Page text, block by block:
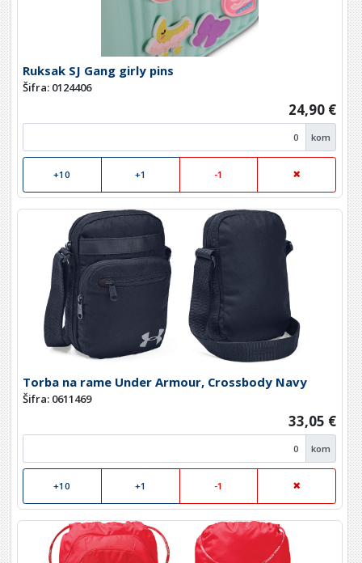
Ruksak SJ Gang girly pins
Šifra: 0124406
24,90 €
kom
+10 +1 -1
Torba na rame Under Armour, Crossbody Navy
Šifra: 0611469
33,05 €
kom
+10 +1 -1